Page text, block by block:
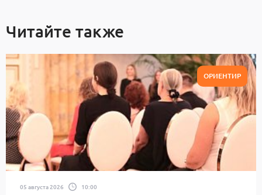
Читайте также
ОРИЕНТИР
05 августа 2026 10:00